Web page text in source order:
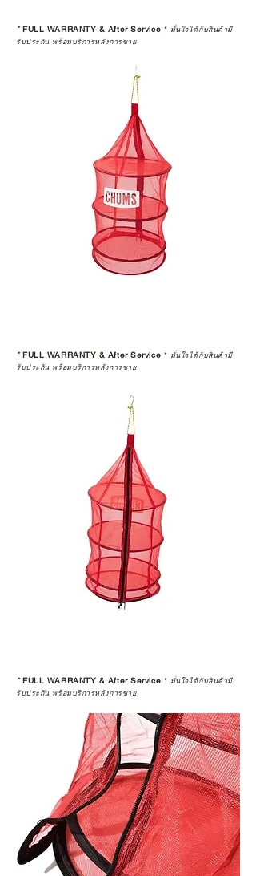
*FULL WARRANTY & After Service * มั่นใจได้กับสินค้ามี
รับประกัน พร้อมบริการหลังการขาย
*FULL WARRANTY & After Service * มั่นใจได้กับสินค้ามี
รับประกัน พร้อมบริการหลังการขาย
*FULL WARRANTY & After Service * มั่นใจได้กับสินค้ามี
รับประกัน พร้อมบริการหลังการขาย